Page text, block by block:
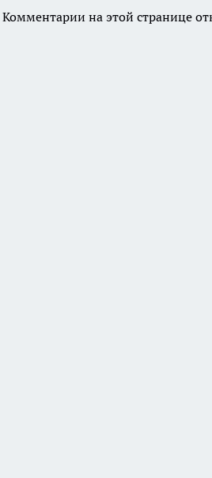
Комментарии на этой странице